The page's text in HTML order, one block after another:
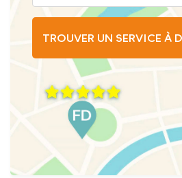
TROUVER UN SERVICE À